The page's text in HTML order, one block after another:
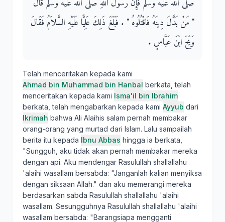
صلى الله عليه وسلم فَإِنَّ رَسُولَ اللَّهِ صلى الله عليه وسلم قَالَ
‏"‏ مَنْ بَدَّلَ دِينَهُ فَاقْتُلُوهُ ‏"‏ ‏.‏ فَبَلَغَ ذَلِكَ عَلِيًّا عَلَيْهِ السَّلاَمُ فَقَالَ
وَيْحَ ابْنَ عَبَّاسٍ ‏.‏
Telah menceritakan kepada kami
Ahmad bin Muhammad bin Hanbal berkata, telah
menceritakan kepada kami Isma'il bin Ibrahim
berkata, telah mengabarkan kepada kami Ayyub dari
Ikrimah bahwa Ali Alaihis salam pernah membakar
orang-orang yang murtad dari Islam. Lalu sampailah
berita itu kepada Ibnu Abbas hingga ia berkata,
"Sungguh, aku tidak akan pernah membakar mereka
dengan api. Aku mendengar Rasulullah shallallahu
'alaihi wasallam bersabda: "Janganlah kalian menyiksa
dengan siksaan Allah." dan aku memerangi mereka
berdasarkan sabda Rasulullah shallallahu 'alaihi
wasallam. Sesungguhnya Rasulullah shallallahu 'alaihi
wasallam bersabda: "Barangsiapa mengganti